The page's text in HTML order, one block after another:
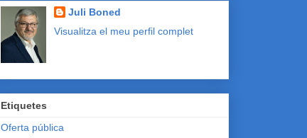
Juli Boned
Visualitza el meu perfil complet
Etiquetes
Oferta pública